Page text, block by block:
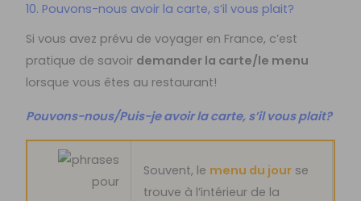
10. Pouvons-nous avoir la carte, s’il vous plait?
Si vous avez prévu de voyager en France, c’est
pratique de savoir demander la carte/le menu
lorsque vous êtes au restaurant!
Pouvons-nous/Puis-je avoir la carte, s’il vous plait?
Souvent, le menu du jourse
trouve à l’intérieur de la